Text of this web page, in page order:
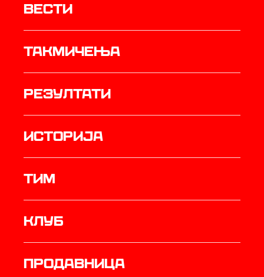
Вести
Такмичења
резултати
историја
ТИМ
Клуб
продавница